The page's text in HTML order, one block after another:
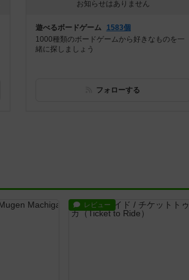
お知らせはありません
遊べるボードゲーム
1583個
1000種類のボードゲームから好きなものを一
緒に探しましょう
フォローする
レビュー